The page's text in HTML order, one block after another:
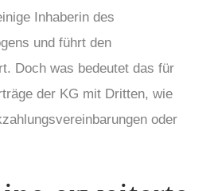
Inhaberin des
und führt den
Doch was bedeutet das für
der KG mit Dritten, wie
oder